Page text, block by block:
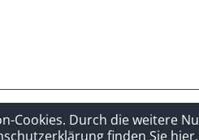
Sitelinks
Cookies. Durch die weitere
finden Sie hier.